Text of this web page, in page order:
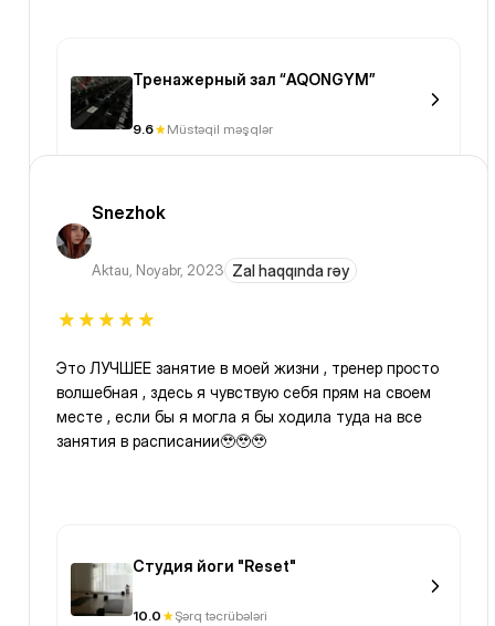
Тренажерный зал “AQONGYM”
9.6 Müstəqil məşqlər
Snezhok
Aktau, Noyabr, 2023 Zal haqqında rəy
Это ЛУЧШЕЕ занятие в моей жизни , тренер просто
волшебная , здесь я чувствую себя прям на своем
месте , если бы я могла я бы ходила туда на все
занятия в расписании🥹🥹🥹
Студия йоги "Reset"
10.0 Şərq təcrübələri